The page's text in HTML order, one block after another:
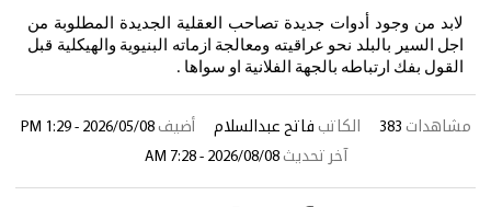
لابد من وجود أدوات جديدة تصاحب العقلية الجديدة المطلوبة من
اجل السير بالبلد نحو عراقيته ومعالجة ازماته البنيوية والهيكلية قبل
القول بفك ارتباطه بالجهة الفلانية او سواها .
مشاهدات 383 الكاتب فاتح عبدالسلام أضيف 2026/05/08 - 1:29 PM
آخر تحديث 2026/08/08 - 7:28 AM